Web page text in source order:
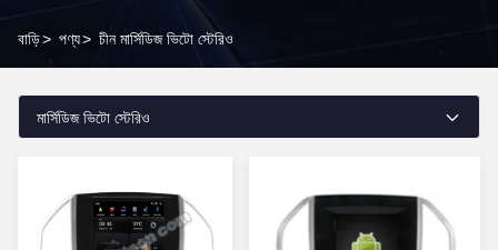
বাড়ি> পণ্য> চীন মার্সিডিজ ভিটো স্টেরিও
মার্সিডিজ ভিটো স্টেরিও